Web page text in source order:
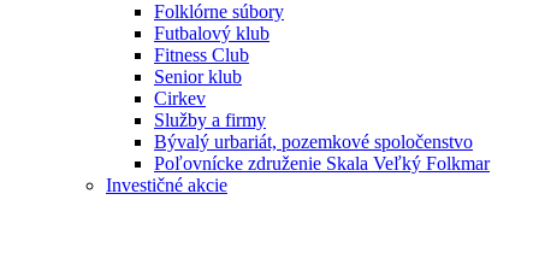
Folklórne súbory
Futbalový klub
Fitness Club
Senior klub
Cirkev
Služby a firmy
Bývalý urbariát, pozemkové spoločenstvo
Poľovnícke združenie Skala Veľký Folkmar
Investičné akcie